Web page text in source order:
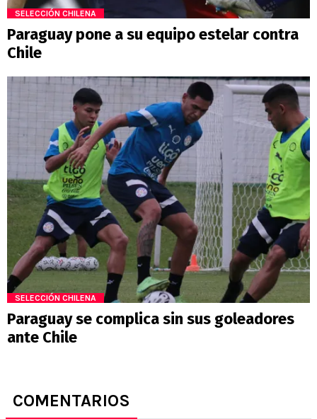
SELECCIÓN CHILENA
Paraguay pone a su equipo estelar contra
Chile
SELECCIÓN CHILENA
Paraguay se complica sin sus goleadores
ante Chile
COMENTARIOS